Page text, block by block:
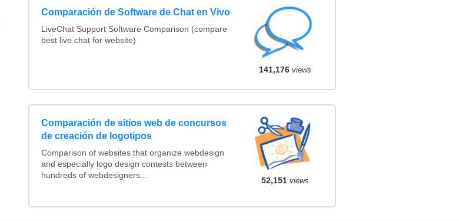
Comparación de Software de Chat en Vivo
LiveChat Support Software Comparison (compare
best live chat for website)
141,176 views
Comparación de sitios web de concursos
de creación de logotipos
Comparison of websites that organize webdesign
and especially logo design contests between
hundreds of webdesigners...
52,151 views